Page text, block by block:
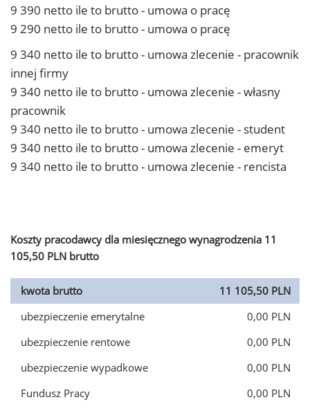
9 390 netto ile to brutto - umowa o pracę
9 290 netto ile to brutto - umowa o pracę
9 340 netto ile to brutto - umowa zlecenie - pracownik
innej firmy
9 340 netto ile to brutto - umowa zlecenie - własny
pracownik
9 340 netto ile to brutto - umowa zlecenie - student
9 340 netto ile to brutto - umowa zlecenie - emeryt
9 340 netto ile to brutto - umowa zlecenie - rencista
Koszty pracodawcy dla miesięcznego wynagrodzenia 11
105,50 PLN brutto
kwota brutto
11 105,50 PLN
ubezpieczenie emerytalne
0,00 PLN
ubezpieczenie rentowe
0,00 PLN
ubezpieczenie wypadkowe
0,00 PLN
Fundusz Pracy
0,00 PLN